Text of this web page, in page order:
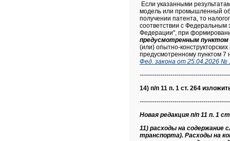
Если указанными
модель или промышленный
получении патента, то
соответствии с Федеральным
Федерации", при
предусмотренным
(или) опытно-
предусмотренному пунктом 7
Фед. закона от 25.04.2026 №
14) п/п 11 п. 1 ст. 264
Новая редакция п/п 11 п. 1
11) расходы на содержание
транспорта). Расходы на